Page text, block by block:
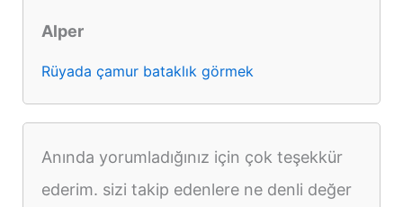
Alper
Rüyada çamur bataklık görmek
Anında yorumladığınız için çok teşekkür
ederim. sizi takip edenlere ne denli değer